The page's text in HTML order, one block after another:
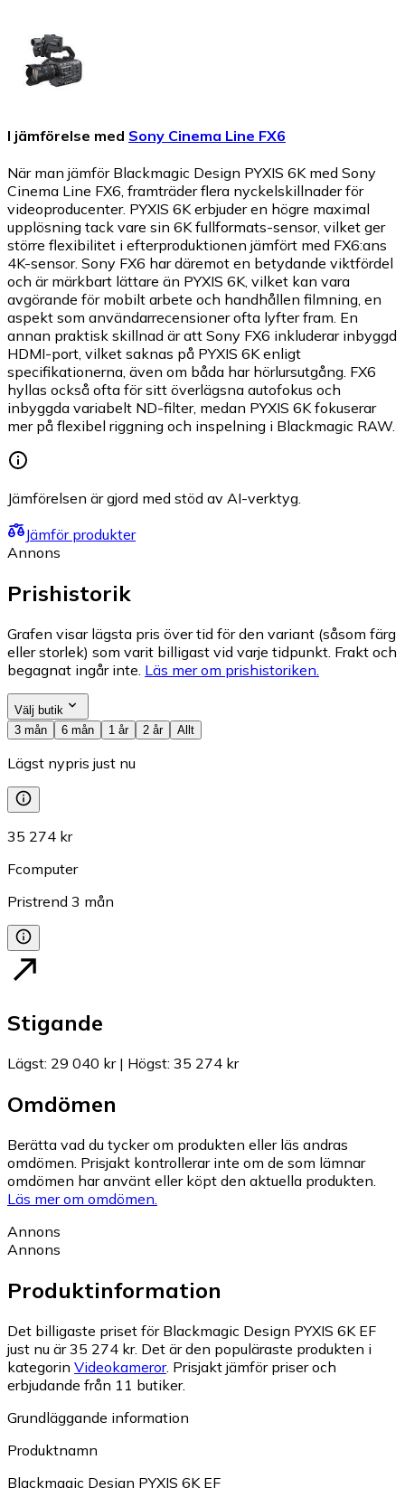
I jämförelse med Sony Cinema Line FX6
När man jämför Blackmagic Design PYXIS 6K med Sony
Cinema Line FX6, framträder flera nyckelskillnader för
videoproducenter. PYXIS 6K erbjuder en högre maximal
upplösning tack vare sin 6K fullformats-sensor, vilket ger
större flexibilitet i efterproduktionen jämfört med FX6:ans
4K-sensor. Sony FX6 har däremot en betydande viktfördel
och är märkbart lättare än PYXIS 6K, vilket kan vara
avgörande för mobilt arbete och handhållen filmning, en
aspekt som användarrecensioner ofta lyfter fram. En
annan praktisk skillnad är att Sony FX6 inkluderar inbyggd
HDMI-port, vilket saknas på PYXIS 6K enligt
specifikationerna, även om båda har hörlursutgång. FX6
hyllas också ofta för sitt överlägsna autofokus och
inbyggda variabelt ND-filter, medan PYXIS 6K fokuserar
mer på flexibel riggning och inspelning i Blackmagic RAW.
Jämförelsen är gjord med stöd av AI-verktyg.
Jämför produkter
Annons
Prishistorik
Grafen visar lägsta pris över tid för den variant (såsom färg
eller storlek) som varit billigast vid varje tidpunkt. Frakt och
begagnat ingår inte. Läs mer om prishistoriken.
Välj butik
3 mån
6 mån 1 år 2 år Allt
Lägst nypris just nu
35 274 kr
Fcomputer
Pristrend 3 mån
Stigande
Lägst: 29 040 kr| Högst: 35 274 kr
Omdömen
Berätta vad du tycker om produkten eller läs andras
omdömen. Prisjakt kontrollerar inte om de som lämnar
omdömen har använt eller köpt den aktuella produkten.
Läs mer om omdömen.
Annons
Annons
Produktinformation
Det billigaste priset för Blackmagic Design PYXIS 6K EF
just nu är 35 274 kr. Det är den populäraste produkten i
kategorin Videokameror. Prisjakt jämför priser och
erbjudande från 11 butiker.
Grundläggande information
Produktnamn
Blackmagic Design PYXIS 6K EF